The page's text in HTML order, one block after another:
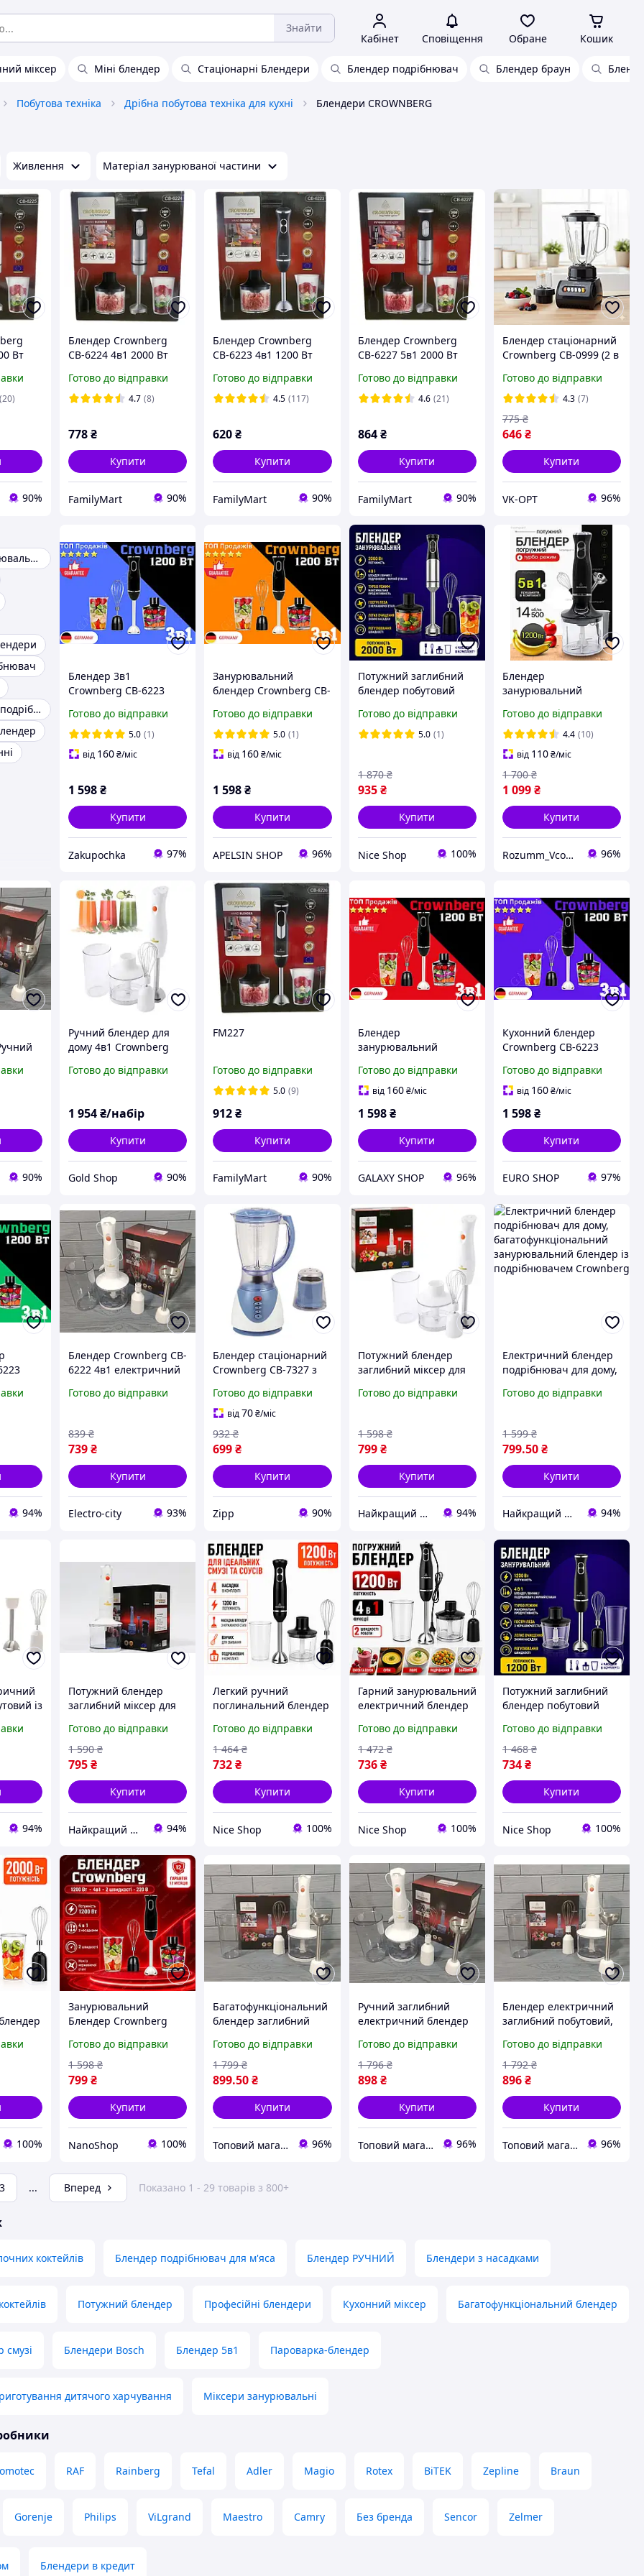
Знайти
Кабінет Сповіщення Обране Кошик
міксер Міні блендер Стаціонарні Блендери Блендер подрібнювач Блендер браун
Побутова техніка Дрібна побутова техніка для кухні Блендери CROWNBERG
Живлення Матеріал занурюваної частини
Вт
(20)
90%
Блендер Crownberg
СВ-6224 4в1 2000 Вт
кухонний комбайн
Готово до відправки
4.7 (8)
778₴
Купити
FamilyMart 90%
Блендер Crownberg
СВ-6223 4в1 1200 Вт
кухонний комбайн
SN27
Готово до відправки
4.5 (117)
620₴
Купити
FamilyMart 90%
Блендер Crownberg
СВ-6227 5в1 2000 Вт
кухонний комбайн
Готово до відправки
4.6 (21)
864 ₴
Купити
FamilyMart 90%
Блендер стаціонарний
Crownberg CB-0999 (2 в
Вт, 1.5 л
Готово до відправки
4.3 (7)
646₴
775 ₴
Купити
VK-OPT 96%
Блендер занурювальний
Блендер чаша подрібнювач
Блендер 3в1
Crownberg CB-6223
блендер з чашею для
кухні дитячого
харчування та
коктейлів
Готово до відправки
5.0 (1)
від 160₴/міс
1 598₴
Купити
Zakupochka 97%
Занурювальний
блендер Crownberg CB-
подрібнювачем
компактний домашній
блендер для їжі
Готово до відправки
5.0 (1)
від 160₴/міс
1 598₴
Купити
APELSIN SHOP 96%
Потужний заглибний
блендер побутовий
4 в 1 у наборі з чашею,
з насадками
Готово до відправки
5.0 (1)
935 ₴
1 870 ₴
Купити
Nice Shop 100%
Блендер
занурювальний
Crownberg 1200 Вт
блендер подрібнювач,
блендер-міксер,
капучинатор
Готово до відправки
4.4 (10)
від 110₴/міс
1 099₴
1 700 ₴
Купити
Rozumm_VcompanY 96%
90%
Ручний блендер для
дому 4в1 Crownberg
блендер з чашею-
Готово до відправки
1 954₴/набір
Купити
Gold Shop 90%
FM227
Готово до відправки
5.0 (9)
912₴
Купити
FamilyMart 90%
Блендер
занурювальний
ручний кухонний
блендер з вінчиком та
коктейлів і пюре
Готово до відправки
від 160 ₴/міс
1 598 ₴
Купити
GALAXY SHOP 96%
Кухонний блендер
Crownberg CB-6223
коктейлів пюре та
подрібнення овочів і
Готово до відправки
від 160₴/міс
1 598₴
Купити
EURO SHOP 97%
94%
Блендер Crownberg CB-
6222 4в1 електричний
подрібнювач, чаша
Готово до відправки
739₴
839 ₴
Купити
Electro-city 93%
Блендер стаціонарний
Crownberg CB-7327 з
Готово до відправки
від70₴/міс
699₴
932 ₴
Купити
Zipp 90%
Потужний блендер
заглибний міксер для
подрібнювачі 4в1,
занурювальний
блендер Crownberg
Готово до відправки
799 ₴
1 598 ₴
Купити
Найкращий магазин 94%
Електричний блендер
подрібнювач для дому,
занурювальний
подрібнювачем
Crownberg
Готово до відправки
799.50₴
1 599 ₴
Купити
Найкращий магазин 94%
із
для
94%
Потужний блендер
заглибний міксер для
подрібнювачі 4в1,
ручний
занурювальний
блендер Crownberg
Готово до відправки
795₴
1 590 ₴
Купити
Найкращий магазин 94%
Легкий ручний
поглинальний блендер
вт сучасний із
додатковою чашею
Готово до відправки
732₴
1 464 ₴
Купити
Nice Shop 100%
Гарний занурювальний
електричний блендер
насадками та чашею
набір 4 в 1, заглибні
багатофункціональні
блендери
Готово до відправки
736 ₴
1 472 ₴
Купити
Nice Shop 100%
Потужний заглибний
блендер побутовий
4 в 1 у наборі з чашею,
з насадками
Готово до відправки
734₴
1 468 ₴
Купити
Nice Shop 100%
100%
Занурювальний
Блендер Crownberg
Кухонний з Чашею
Віночком Теркою та
Подрібнювачем
Чорний
Готово до відправки
799₴
1 598 ₴
Купити
NanoShop 100%
Багатофункціональний
блендер заглибний
занурювальний
блендер із чашею
подрібнювачем 4 в 1
Crownberg
Готово до відправки
899.50₴
1 799 ₴
Купити
Топовий магазин 96%
Ручний заглибний
електричний блендер
збивання, потужний
якісний заглибний
блендер 4 в 1
Готово до відправки
898 ₴
1 796 ₴
Купити
Топовий магазин 96%
Блендер електричний
заглибний побутовий,
блендер чаша
подрібнювач із
насадками 4 в 1
Готово до відправки
896₴
1 792 ₴
Купити
Топовий магазин 96%
3 ... Вперед Показано 1 - 29 товарів з 800+
коктейлів Блендер подрібнювач для м'яса Блендер РУЧНИЙ Блендери з насадками
Потужний блендер Професійні блендери Кухонний міксер Багатофункціональний блендер
смузі Блендери Bosch Блендер 5в1 Пароварка-блендер
дитячого харчування Міксери занурювальні
RAF Rainberg Tefal Adler Magio Rotex BiTEK Zepline Braun
Gorenje Philips ViLgrand Maestro Camry Без бренда Sencor Zelmer
Блендери в кредит